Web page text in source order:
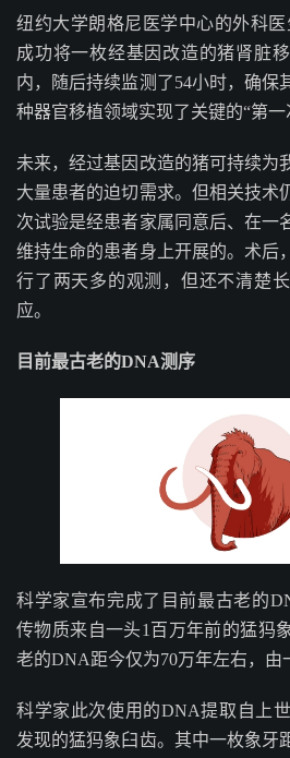
纽约大学朗格尼医学中心的外科
成功将一枚经基因改造的猪肾脏
内，随后持续监测了54小时，确保
种器官移植领域实现了关键的“第一
未来，经过基因改造的猪可持续为
大量患者的迫切需求。但相关技术
次试验是经患者家属同意后、在一
维持生命的患者身上开展的。术后
行了两天多的观测，但还不清楚
应。
目前最古老的DNA测序
科学家宣布完成了目前最古老的
传物质来自一头1百万年前的猛犸
老的DNA距今仅为70万年左右，由
科学家此次使用的DNA提取自上
发现的猛犸象臼齿。其中一枚象牙